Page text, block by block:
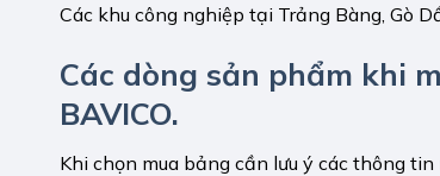
Các khu công nghiệp tại Trảng Bàng, Gò
Các dòng sản phẩm khi
BAVICO.
Khi chọn mua bảng cần lưu ý các thông tin